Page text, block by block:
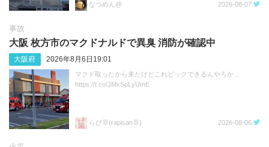
なつめん@ 2026-08-07
事故
大阪 枚方市のマクドナルドで異臭 消防が確認中
大阪府 2026年8月6日19:01
マクド取ったから来たけどこれピックできるんやろか…
https://t.co/JMxSpLyUmE
らぴ🐰(rapisan🐰) 2026-08-06